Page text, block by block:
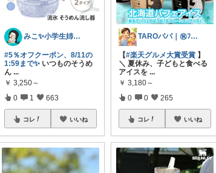
みこ✨小学生姉妹の母ちゃん
#5％オフクーポン、8/11の
1:59まで✨ いつものそうめ
ん ...
￥ 3,250～
0 1 663
コレ いいね
TAROパパ｜㊗️ﾌｫﾛﾜｰ3.2k人
【#楽天グルメ大賞受賞 】
＼ 夏休み、子どもと食べる
アイスを ...
￥ 3,180～
0 0 265
コレ いいね